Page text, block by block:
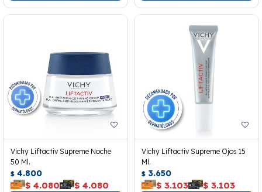
Vichy Liftactiv Supreme Noche
50 Ml.
$ 4.800
$ 4.080 $ 4.080
Vichy Liftactiv Supreme Ojos 15
Ml.
$ 3.650
$ 3.103 $ 3.103